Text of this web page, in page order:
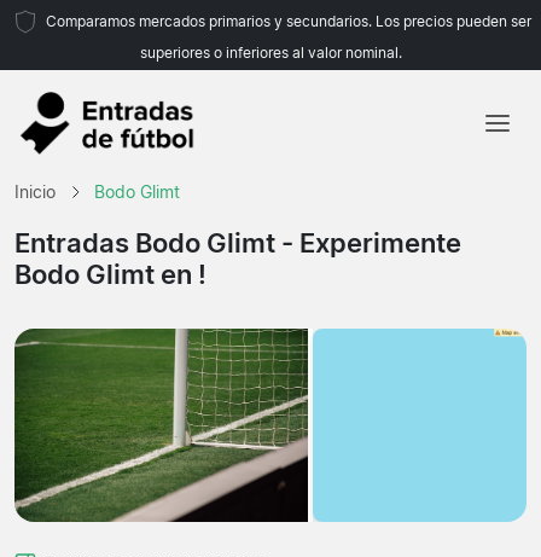
Comparamos mercados primarios y secundarios. Los precios pueden ser
superiores o inferiores al valor nominal.
Inicio Bodo Glimt
Entradas Bodo Glimt - Experimente
Bodo Glimt en !